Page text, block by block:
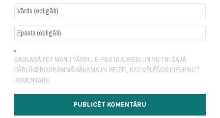
SAGLABĀJIET MANU VĀRDU, E-PASTA ADRESI UN VIETNI ŠAJĀ
PĀRLŪKPROGRAMMĀ NĀKAMAJAI REIZEI, KAD VĒLĒŠOS PIEVIENOT
KOMENTĀRU.